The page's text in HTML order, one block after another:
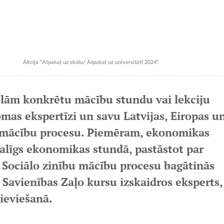
Akcija “Atpakaļ uz skolu/ Atpakaļ uz universitāti 2024”
konkrētu mācību stundu vai lekciju
ekspertīzi un savu Latvijas, Eiropas
procesu. Piemēram, ekonomikas
ekonomikas stundā, pastāstot par
zinību mācību procesu bagātinās
Zaļo kursu izskaidros eksperts,